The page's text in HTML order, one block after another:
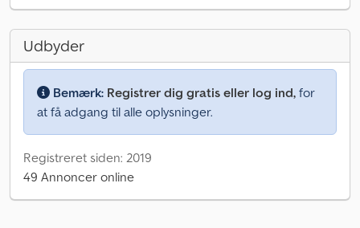
Udbyder
Bemærk: Registrer dig gratis eller log ind, for
at få adgang til alle oplysninger.
Registreret siden: 2019
49 Annoncer online